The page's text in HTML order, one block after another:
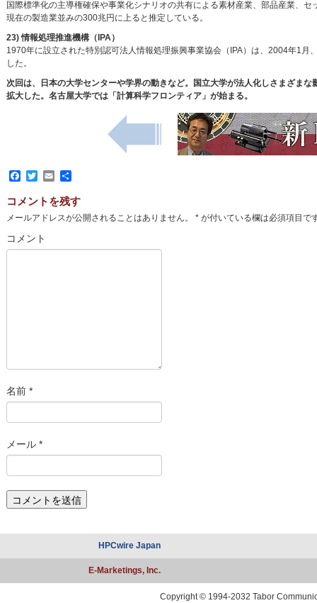
国際標準化の主導権確保や事業化シナリオの共有による素材産業、部品産業、
現在の製造業並みの300兆円に上ると推定している。
23) 情報処理推進機構（IPA）
1970年に設立された特別認可法人情報処理振興事業協会（IPA）は、2004年1
した。
次回は、日本の大学センターや学界の動きなど。国立大学が法人化しさまざま
拡大した。名古屋大学では「計算科学フロンティア」が始まる。
Facebook
TwitterEmail
共
コメントを残す
メールアドレスが公開されることはありません。 *が付いている欄は必須項目で
コメント
名前 *
メール *
HPCwire Japan
E-Marketings, Inc.
Copyright © 1994-2032 Tabor